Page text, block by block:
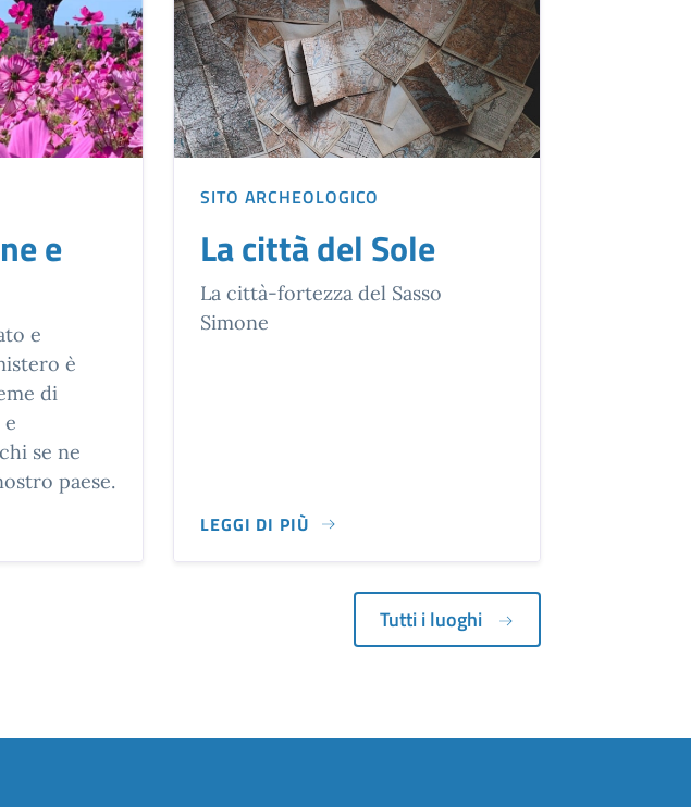
e
e
è
di
se ne
paese.
E LEGGENDARIO, DOVE IL MISTERO È SIGNORE ASSOLUTO, INSIEME DI
SITO ARCHEOLOGICO
La città del Sole
La città-fortezza del Sasso
Simone
LEGGI DI PIÙ
LA CITTÀ-FORTEZZA DEL SASSO SIMONE
Tutti i luoghi